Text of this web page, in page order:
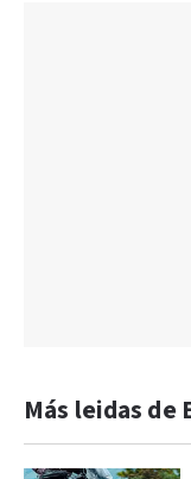
Más leidas de